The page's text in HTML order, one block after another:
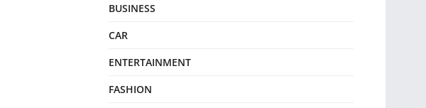
BUSINESS
CAR
ENTERTAINMENT
FASHION